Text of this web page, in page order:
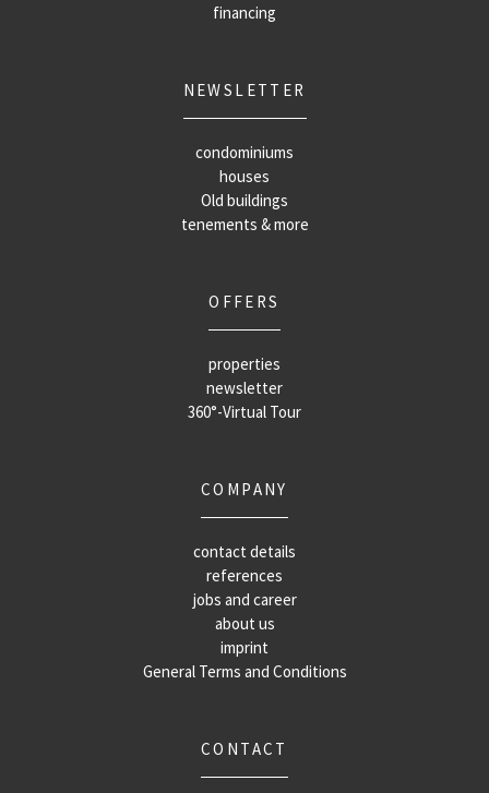
financing
NEWSLETTER
condominiums
houses
Old buildings
tenements & more
OFFERS
properties
newsletter
360°-Virtual Tour
COMPANY
contact details
references
jobs and career
about us
imprint
General Terms and Conditions
CONTACT